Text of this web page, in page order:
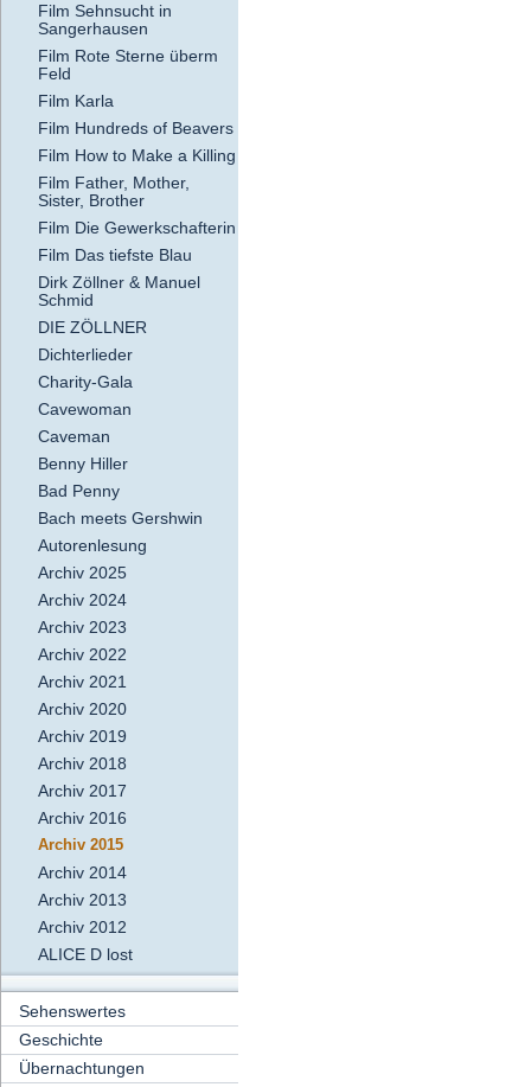
Film Sehnsucht in
Sangerhausen
Film Rote Sterne überm
Feld
Film Karla
Film Hundreds of Beavers
Film How to Make a Killing
Film Father, Mother,
Sister, Brother
Film Die Gewerkschafterin
Film Das tiefste Blau
Dirk Zöllner & Manuel
Schmid
DIE ZÖLLNER
Dichterlieder
Charity-Gala
Cavewoman
Caveman
Benny Hiller
Bad Penny
Bach meets Gershwin
Autorenlesung
Archiv 2025
Archiv 2024
Archiv 2023
Archiv 2022
Archiv 2021
Archiv 2020
Archiv 2019
Archiv 2018
Archiv 2017
Archiv 2016
Archiv 2015
Archiv 2014
Archiv 2013
Archiv 2012
ALICE D lost
Sehenswertes
Geschichte
Übernachtungen